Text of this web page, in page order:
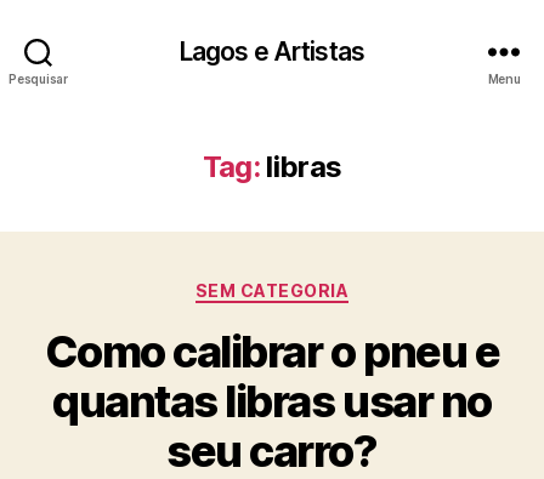
Pesquisar
Lagos e Artistas
Menu
Tag: libras
Categorias
SEM CATEGORIA
Como calibrar o pneu e
quantas libras usar no
seu carro?